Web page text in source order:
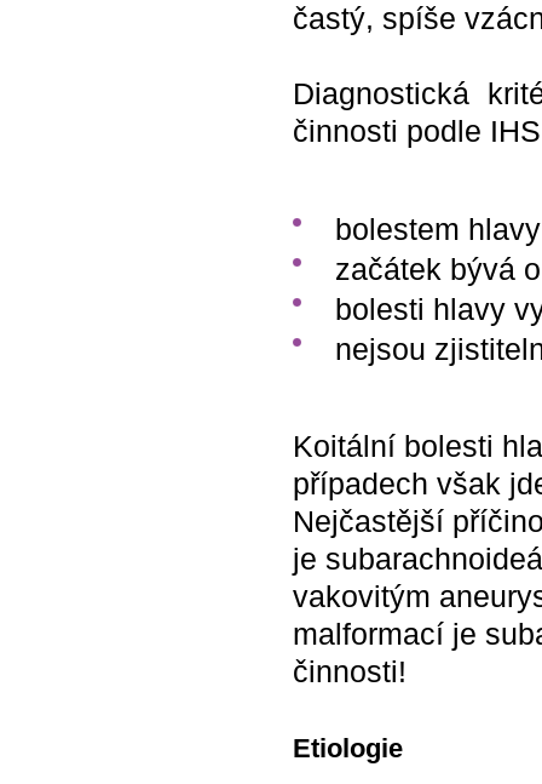
častý, spíše
Diagnostická
činnosti podle
bolestem
začátek bývá
bolesti hlavy
nejsou
Koitální bolesti
případech však
Nejčastější
je
vakovitým
malformací je
činnosti!
Etiologie